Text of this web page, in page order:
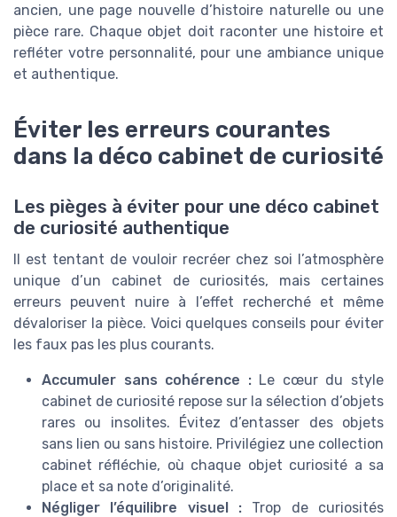
ancien, une page nouvelle d’histoire naturelle ou une
pièce rare. Chaque objet doit raconter une histoire et
refléter votre personnalité, pour une ambiance unique
et authentique.
Éviter les erreurs courantes
dans la déco cabinet de curiosité
Les pièges à éviter pour une déco cabinet
de curiosité authentique
Il est tentant de vouloir recréer chez soi l’atmosphère
unique d’un cabinet de curiosités, mais certaines
erreurs peuvent nuire à l’effet recherché et même
dévaloriser la pièce. Voici quelques conseils pour éviter
les faux pas les plus courants.
Accumuler sans cohérence :Le cœur du style
cabinet de curiosité repose sur la sélection d’objets
rares ou insolites. Évitez d’entasser des objets
sans lien ou sans histoire. Privilégiez une collection
cabinet réfléchie, où chaque objet curiosité a sa
place et sa note d’originalité.
Négliger l’équilibre visuel : Trop de curiosités